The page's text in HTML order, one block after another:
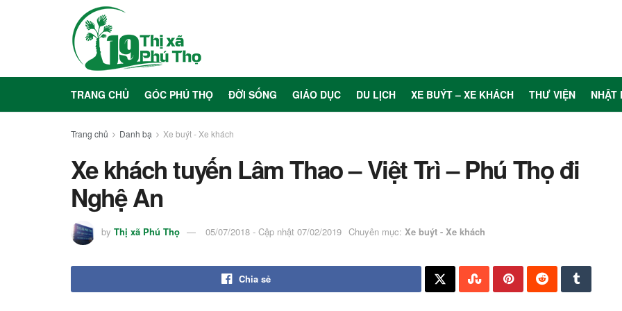
TRANG CHỦ GÓC PHÚ THỌ ĐỜI SỐNG GIÁO DỤC DU LỊCH XE BUÝT – XE KHÁCH THƯ VIỆN NHẬT
Trang chủ Danh bạ Xe buýt - Xe khách
Xe khách tuyến Lâm Thao – Việt Trì – Phú Thọ đi
Nghệ An
by Thị xã Phú Thọ 05/07/2018 - Cập nhật 07/02/2019 Chuyên mục: Xe buýt - Xe khách
Chia sẻ